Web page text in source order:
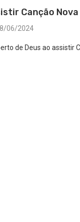
Canção
06/2024
de Deus ao assistir